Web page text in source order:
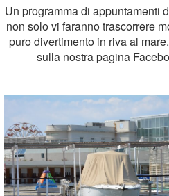
Un programma di appuntamenti
non solo vi faranno trascorrere
puro divertimento in riva al
sulla nostra pagina